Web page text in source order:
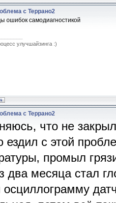
с Террано2
ошибок самодиагностикой
улучшайзинга :)
с Террано2
что не
ездил с этой
промыл
два месяца стал